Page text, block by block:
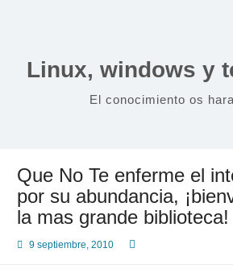
Linux, windows y
El conocimiento os
Que No Te enferme el
por su abundancia,
la mas grande biblioteca!
9 septiembre, 2010